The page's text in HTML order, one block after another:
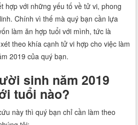
hợp với những yếu tố về tử vi, phong
Chính vì thế mà quý bạn cần lựa
làm ăn hợp tuổi với mình, tức là
theo khía cạnh tử vi hợp cho việc làm
2019 của quý bạn.
sinh năm 2019
tuổi nào?
này thì quý bạn chỉ cần làm theo